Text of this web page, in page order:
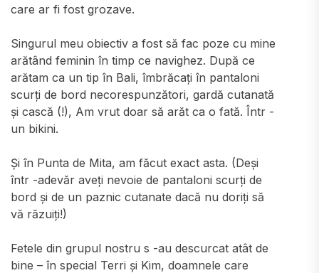
care ar fi fost grozave.
Singurul meu obiectiv a fost să fac poze cu mine
arătând feminin în timp ce navighez. După ce
arătam ca un tip în Bali, îmbrăcați în pantaloni
scurți de bord necorespunzători, gardă cutanată
și cască (!), Am vrut doar să arăt ca o fată. Într -
un bikini.
Și în Punta de Mita, am făcut exact asta. (Deși
într -adevăr aveți nevoie de pantaloni scurți de
bord și de un paznic cutanate dacă nu doriți să
vă răzuiți!)
Fetele din grupul nostru s -au descurcat atât de
bine – în special Terri și Kim, doamnele care